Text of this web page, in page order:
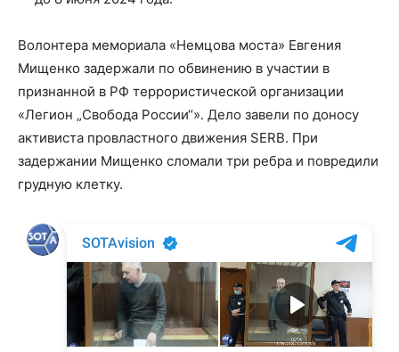
Волонтера мемориала «Немцова моста» Евгения
Мищенко задержали по обвинению в участии в
признанной в РФ террористической организации
«Легион „Свобода России“». Дело завели по доносу
активиста провластного движения SERB. При
задержании Мищенко сломали три ребра и повредили
грудную клетку.